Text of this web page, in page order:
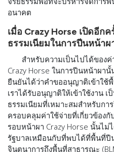
อนาคต
เมื่อ Crazy Horse เปิดอีก
ธรรมเนียมในการปีนหน้าผ
สำหรับความเป็นไปได้ของค่
Crazy Horse ในการปีนหน้าผา
ยืนยันได้ว่าคำขออนุญาติเข้าใช้
เราได้รับอนุญาติให้เข้าใช้งาน เ
ธรรมเนียมที่เหมาะสมสำหรับกา
ครอบคลุมค่าใช้จ่ายที่เกี่ยวข้อง
รอบหน้าผา Crazy Horse นั้นไม่
รัฐบาลเหมือนกับที่พบได้ที่พื้นที่ปี
จินตนาการถึงพื้นที่สาธารณะ